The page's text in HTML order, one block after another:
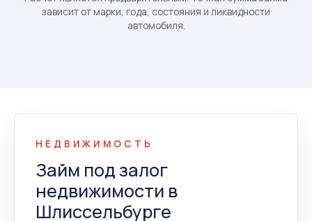
зависит от марки, года, состояния и ликвидности
автомобиля.
НЕДВИЖИМОСТЬ
Займ под залог
недвижимости в
Шлиссельбурге